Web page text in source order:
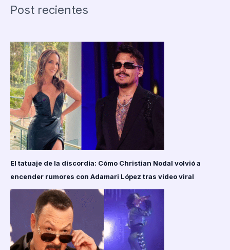
por
físico
y
pobreza
Post recientes
El tatuaje de la discordia: Cómo Christian Nodal volvió a
encender rumores con Adamari López tras video viral